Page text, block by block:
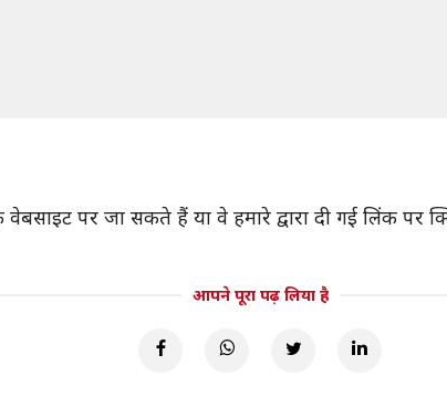
पर जा सकते हैं या वे हमारे द्वारा दी गई लिंक
आपने पूरा पढ़ लिया है